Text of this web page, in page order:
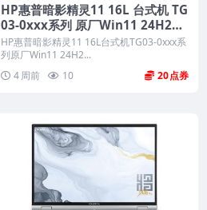
HP惠普暗影精灵11 16L 台式机 TG
03-0xxx系列 原厂Win11 24H2系
统 原厂oem系统
HP惠普暗影精灵11 16L台式机TG03-0xxx系
列原厂Win11 24H2...
4 周前
10 20